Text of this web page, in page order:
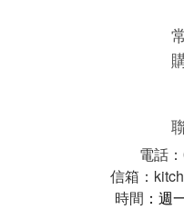
電話
信箱：
時間 ： 週